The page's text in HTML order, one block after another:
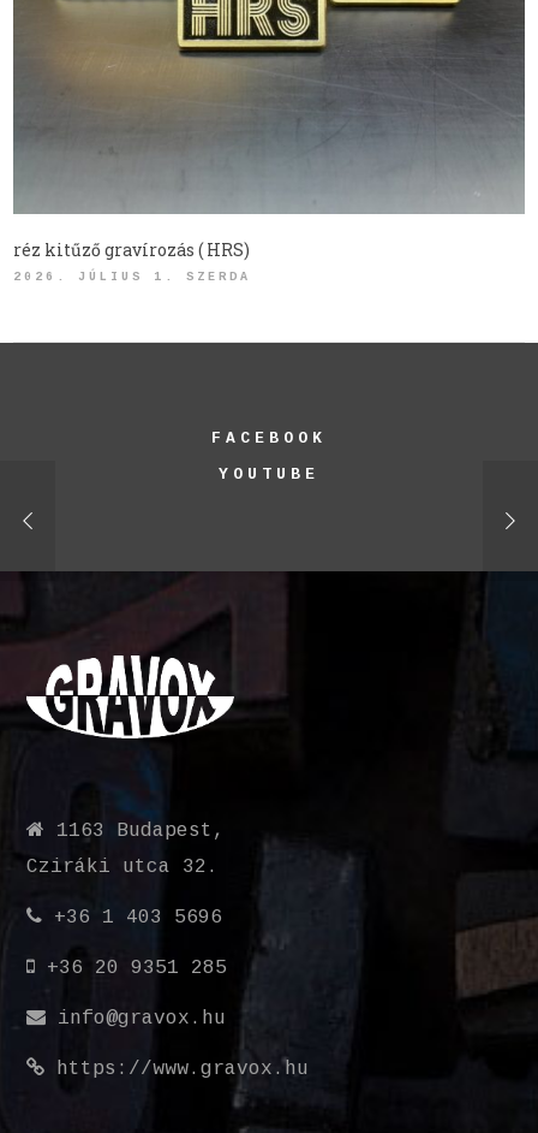
réz kitűző gravírozás ( HRS)
2026. JÚLIUS 1. SZERDA
FACEBOOK
YOUTUBE
1163 Budapest,
Cziráki utca 32.
+36 1 403 5696
+36 20 9351 285
info@gravox.hu
https://www.gravox.hu